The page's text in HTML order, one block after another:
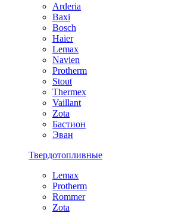
Arderia
Baxi
Bosch
Haier
Lemax
Navien
Protherm
Stout
Thermex
Vaillant
Zota
Бастион
Эван
Твердотопливные
Lemax
Protherm
Rommer
Zota